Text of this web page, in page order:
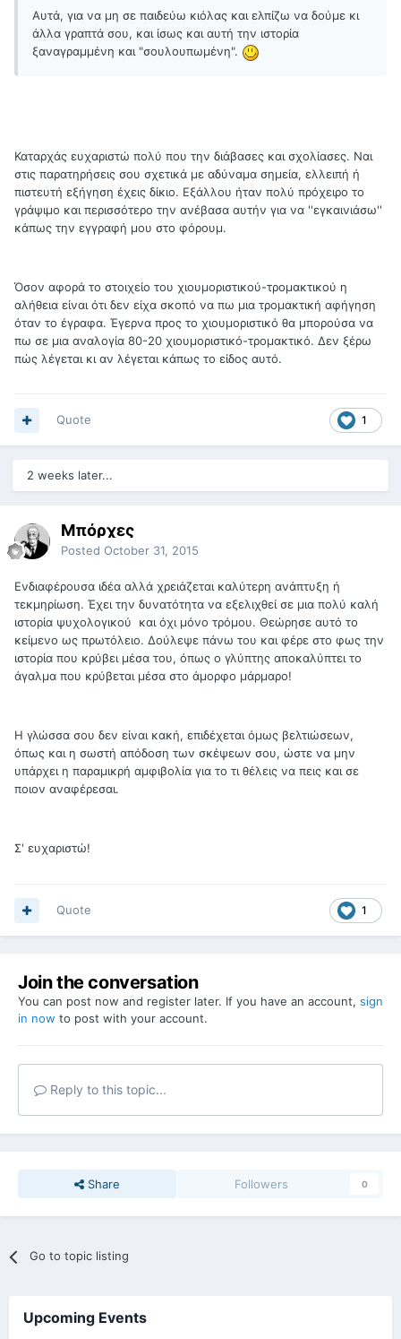
Αυτά, για να μη σε παιδεύω κιόλας και ελπίζω να δούμε κι
άλλα γραπτά σου, και ίσως και αυτή την ιστορία
ξαναγραμμένη και "σουλουπωμένη".
Καταρχάς ευχαριστώ πολύ που την διάβασες και σχολίασες. Ναι
στις παρατηρήσεις σου σχετικά με αδύναμα σημεία, ελλειπή ή
πιστευτή εξήγηση έχεις δίκιο. Εξάλλου ήταν πολύ πρόχειρο το
γράψιμο και περισσότερο την ανέβασα αυτήν για να ''εγκαινιάσω''
κάπως την εγγραφή μου στο φόρουμ.
Όσον αφορά το στοιχείο του χιουμοριστικού-τρομακτικού η
αλήθεια είναι ότι δεν είχα σκοπό να πω μια τρομακτική αφήγηση
όταν το έγραφα. Έγερνα προς το χιουμοριστικό θα μπορούσα να
πω σε μια αναλογία 80-20 χιουμοριστικό-τρομακτικό. Δεν ξέρω
πώς λέγεται κι αν λέγεται κάπως το είδος αυτό.
1
Quote
2 weeks later...
Μπόρχες
Posted October 31, 2015
Ενδιαφέρουσα ιδέα αλλά χρειάζεται καλύτερη ανάπτυξη ή
τεκμηρίωση. Έχει την δυνατότητα να εξελιχθεί σε μια πολύ καλή
ιστορία ψυχολογικού και όχι μόνο τρόμου. Θεώρησε αυτό το
κείμενο ως πρωτόλειο. Δούλεψε πάνω του και φέρε στο φως την
ιστορία που κρύβει μέσα του, όπως ο γλύπτης αποκαλύπτει το
άγαλμα που κρύβεται μέσα στο άμορφο μάρμαρο!
Η γλώσσα σου δεν είναι κακή, επιδέχεται όμως βελτιώσεων,
όπως και η σωστή απόδοση των σκέψεων σου, ώστε να μην
υπάρχει η παραμικρή αμφιβολία για το τι θέλεις να πεις και σε
ποιον αναφέρεσαι.
Σ' ευχαριστώ!
1
Quote
Join the conversation
You can post now and register later. If you have an account, sign
in now to post with your account.
Reply to this topic...
Share Followers 0
Go to topic listing
Upcoming Events